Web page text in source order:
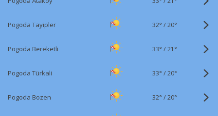
Pogoda Tayipler 32° /20°
Pogoda Bereketli 33° /21°
Pogoda Türkali 33° /20°
Pogoda Bozen 32° /20°